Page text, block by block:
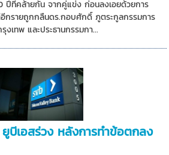
ปีที่คล้ายกัน จากคู่แข่ง ก่อนลงเอยด้วยการ
กรายถูกกลืนดร.กอบศักดิ์ ภูตระกูลกรรมการ
เทพ และประธานกรรมกา...
บีเอสร่วง หลังการทำข้อตกลง